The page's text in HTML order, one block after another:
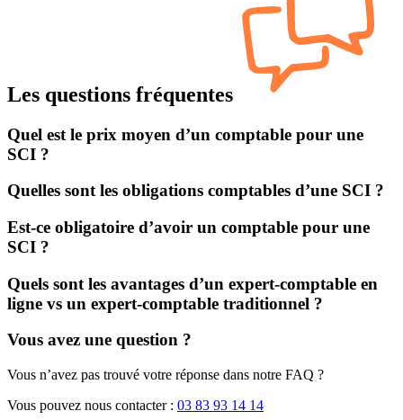
Les questions fréquentes
Quel est le prix moyen d’un comptable pour une
SCI ?
Quelles sont les obligations comptables d’une SCI ?
Est-ce obligatoire d’avoir un comptable pour une
SCI ?
Quels sont les avantages d’un expert-comptable en
ligne vs un expert-comptable traditionnel ?
Vous avez une question ?
Vous n’avez pas trouvé votre réponse dans notre FAQ ?
Vous pouvez nous contacter : 03 83 93 14 14